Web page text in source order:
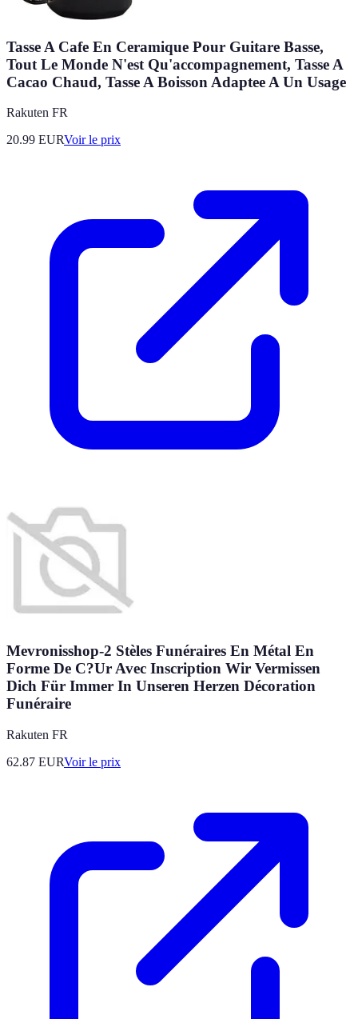
Tasse A Cafe En Ceramique Pour Guitare Basse,
Tout Le Monde N'est Qu'accompagnement, Tasse A
Cacao Chaud, Tasse A Boisson Adaptee A Un Usage
Rakuten FR
20.99 EURVoir le prix
Mevronisshop-2 Stèles Funéraires En Métal En
Forme De C?Ur Avec Inscription Wir Vermissen
Dich Für Immer In Unseren Herzen Décoration
Funéraire
Rakuten FR
62.87 EURVoir le prix